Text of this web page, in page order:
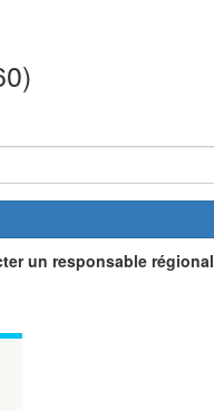
un responsable régional